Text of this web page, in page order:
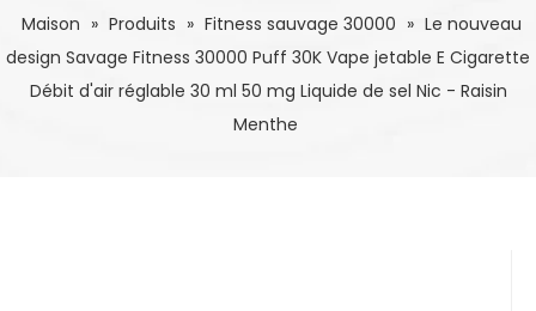
Maison » Produits » Fitness sauvage 30000 » Le nouveau
design Savage Fitness 30000 Puff 30K Vape jetable E Cigarette
Débit d'air réglable 30 ml 50 mg Liquide de sel Nic - Raisin
Menthe